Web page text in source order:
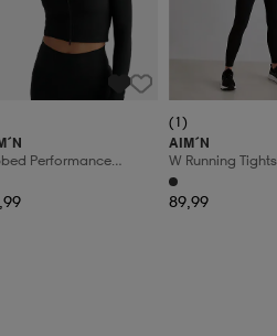
Performance
Cardigan
(1)
AIM´N
W Running Tights
89,99